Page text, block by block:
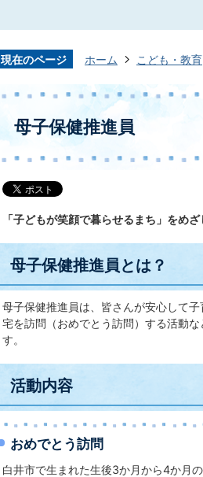
現在のページ ホーム こども・教育
母子保健推進員
「子どもが笑顔で暮らせるまち」をめ
母子保健推進員とは？
母子保健推進員は、皆さんが安心して
宅を訪問（おめでとう訪問）する活動
す。
活動内容
おめでとう訪問
白井市で生まれた生後3か月から4か月